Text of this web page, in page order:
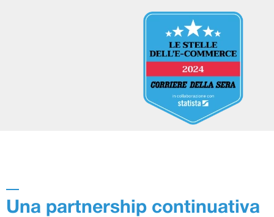
Una partnership continuativa